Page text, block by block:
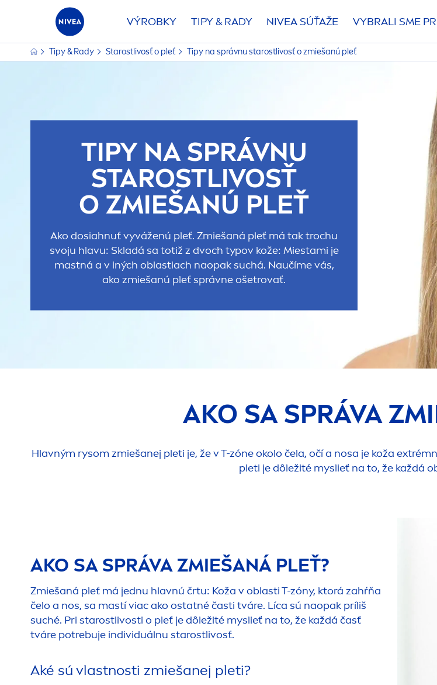
VÝROBKY TIPY & RADY NIVEASÚŤAŽE VYBRALI SME
Tipy & Rady Starostlivosť o pleť Tipy na správnu starostlivosť o zmiešanú pleť
TIPY NA SPRÁVNU
STAROSTLIVOSŤ
O ZMIEŠANÚ PLEŤ
Ako dosiahnuť vyváženú pleť. Zmiešaná pleť má tak trochu
svoju hlavu: Skladá sa totiž z dvoch typov kože: Miestami je
mastná a v iných oblastiach naopak suchá. Naučíme vás,
ako zmiešanú pleť správne ošetrovať.
AKO SA SPRÁVA
Hlavným rysom zmiešanej pleti je, že v T-zóne okolo čela, očí a nosa je koža
pleti je dôležité myslieť na to, že každá
AKO SA SPRÁVA ZMIEŠANÁ PLEŤ?
Zmiešaná pleť má jednu hlavnú črtu: Koža v oblasti T-zóny, ktorá zahŕňa
čelo a nos, sa mastí viac ako ostatné časti tváre. Líca sú naopak príliš
suché. Pri starostlivosti o pleť je dôležité myslieť na to, že každá časť
tváre potrebuje individuálnu starostlivosť.
Aké sú vlastnosti zmiešanej pleti?